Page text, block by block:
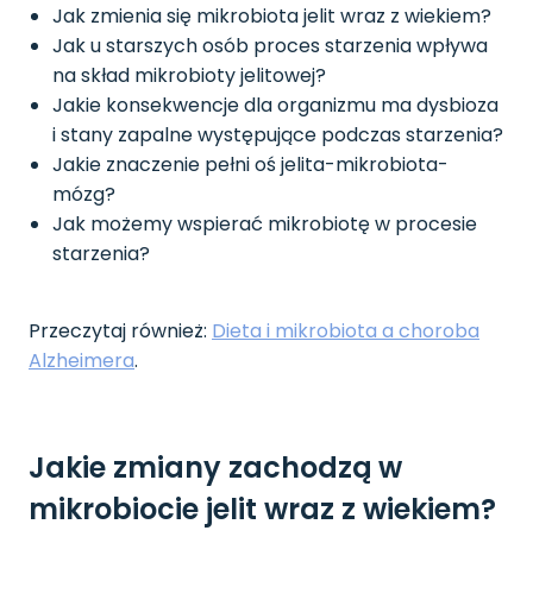
Jak zmienia się mikrobiota jelit wraz z wiekiem?
Jak u starszych osób proces starzenia wpływa
na skład mikrobioty jelitowej?
Jakie konsekwencje dla organizmu ma dysbioza
i stany zapalne występujące podczas starzenia?
Jakie znaczenie pełni oś jelita-mikrobiota-
mózg?
Jak możemy wspierać mikrobiotę w procesie
starzenia?
Przeczytaj również: Dieta i mikrobiota a choroba
Alzheimera.
Jakie zmiany zachodzą w
mikrobiocie jelit wraz z wiekiem?